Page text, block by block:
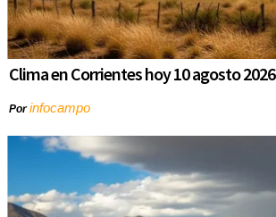
Clima en Corrientes hoy 10 agosto 2026
Porinfocampo